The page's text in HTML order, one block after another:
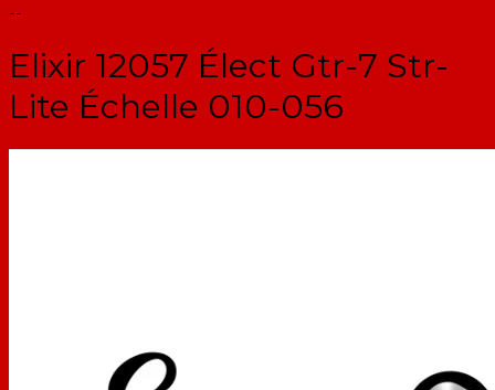
--
Elixir 12057 Élect Gtr-7 Str-
Lite Échelle 010-056